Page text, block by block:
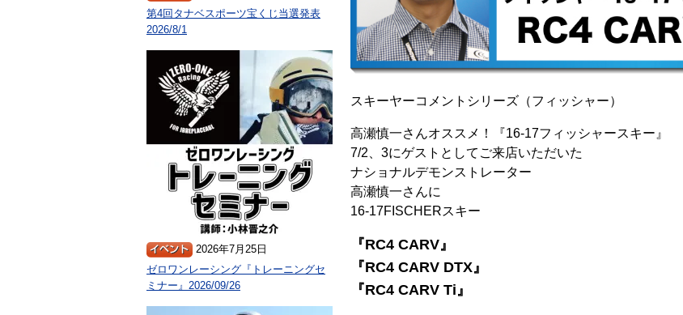
スキーヤーコメントシリーズ（フィッシャー）
高瀬慎一さんオススメ！『16-17フィッシャースキー』
7/2、3にゲストとしてご来店いただいた
ナショナルデモンストレーター
高瀬慎一さんに
16-17FISCHERスキー
『RC4 CARV』
『RC4 CARV DTX』
『RC4 CARV Ti』
第4回タナベスポーツ宝くじ当選発表
2026/8/1
2026年7月25日
ゼロワンレーシング『トレーニングセ
ミナー』2026/09/26